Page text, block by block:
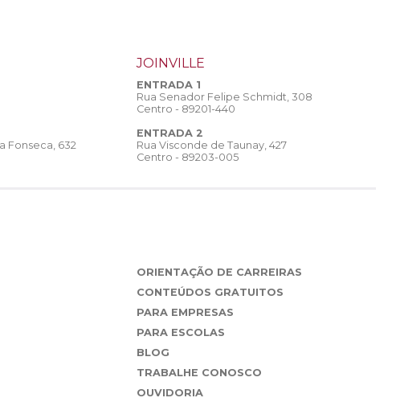
Fonseca, 632
JOINVILLE
ENTRADA 1
Rua Senador Felipe Schmidt, 308
Centro - 89201-440
ENTRADA 2
Rua Visconde de Taunay, 427
Centro - 89203-005
ORIENTAÇÃO DE CARREIRAS
CONTEÚDOS GRATUITOS
PARA EMPRESAS
PARA ESCOLAS
BLOG
TRABALHE CONOSCO
OUVIDORIA